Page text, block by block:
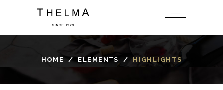
HOME /ELEMENTS / HIGHLIGHTS